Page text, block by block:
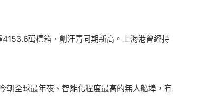
萬標箱，創汗青同期新高。上海港曾經持
朝全球最年夜、智能化程度最高的無人船埠，有